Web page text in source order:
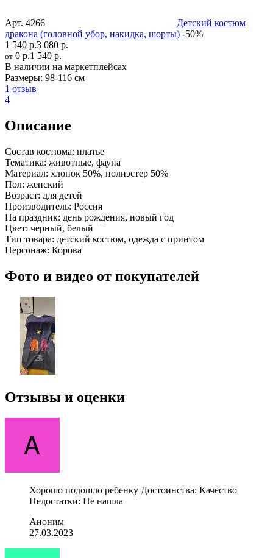
Арт. 4266
Детский костюм
дракона (головной убор, накидка, шорты) -50%
1 540 р.3 080 р.
от 0 р.1 540 р.
В наличии на маркетплейсах
Размеры: 98-116 см
1 отзыв
4
Описание
Состав костюма: платье
Тематика: животные, фауна
Материал: хлопок 50%, полиэстер 50%
Пол: женский
Возраст: для детей
Производитель: Россия
На праздник: день рождения, новый год
Цвет: черный, белый
Тип товара: детский костюм, одежда с принтом
Персонаж: Корова
Фото и видео от покупателей
Отзывы и оценки
Хорошо подошло ребенку Достоинства: Качество
Недостатки: Не нашла
Аноним
27.03.2023